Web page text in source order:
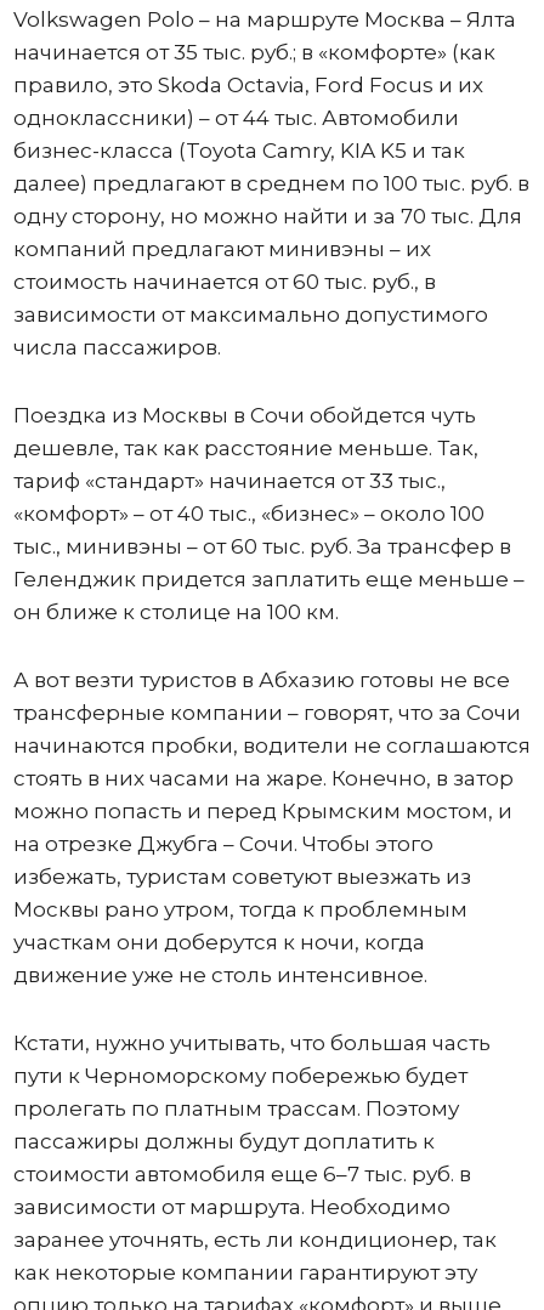
Volkswagen Polo – на маршруте Москва – Ялта
начинается от 35 тыс. руб.; в «комфорте» (как
правило, это Skoda Octavia, Ford Focus и их
одноклассники) – от 44 тыс. Автомобили
бизнес-класса (Toyota Camry, KIA K5 и так
далее) предлагают в среднем по 100 тыс. руб. в
одну сторону, но можно найти и за 70 тыс. Для
компаний предлагают минивэны – их
стоимость начинается от 60 тыс. руб., в
зависимости от максимально допустимого
числа пассажиров.
Поездка из Москвы в Сочи обойдется чуть
дешевле, так как расстояние меньше. Так,
тариф «стандарт» начинается от 33 тыс.,
«комфорт» – от 40 тыс., «бизнес» – около 100
тыс., минивэны – от 60 тыс. руб. За трансфер в
Геленджик придется заплатить еще меньше –
он ближе к столице на 100 км.
А вот везти туристов в Абхазию готовы не все
трансферные компании – говорят, что за Сочи
начинаются пробки, водители не соглашаются
стоять в них часами на жаре. Конечно, в затор
можно попасть и перед Крымским мостом, и
на отрезке Джубга – Сочи. Чтобы этого
избежать, туристам советуют выезжать из
Москвы рано утром, тогда к проблемным
участкам они доберутся к ночи, когда
движение уже не столь интенсивное.
Кстати, нужно учитывать, что большая часть
пути к Черноморскому побережью будет
пролегать по платным трассам. Поэтому
пассажиры должны будут доплатить к
стоимости автомобиля еще 6–7 тыс. руб. в
зависимости от маршрута. Необходимо
заранее уточнять, есть ли кондиционер, так
как некоторые компании гарантируют эту
опцию только на тарифах «комфорт» и выше.